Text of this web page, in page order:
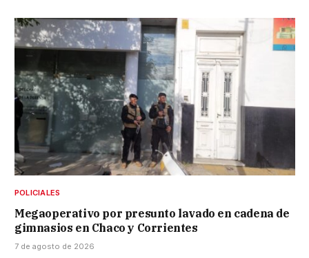
POLICIALES
Megaoperativo por presunto lavado en cadena de
gimnasios en Chaco y Corrientes
7 de agosto de 2026